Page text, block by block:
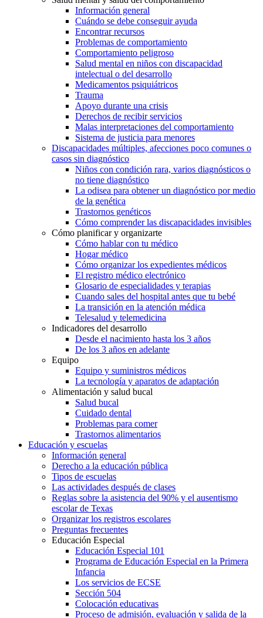
Información general
Cuándo se debe conseguir ayuda
Encontrar recursos
Problemas de comportamiento
Comportamiento peligroso
Salud mental en niños con discapacidad
intelectual o del desarrollo
Medicamentos psiquiátricos
Trauma
Apoyo durante una crisis
Derechos de recibir servicios
Malas interpretaciones del comportamiento
Sistema de justicia para menores
Discapacidades múltiples, afecciones poco comunes o
casos sin diagnóstico
Niños con condición rara, varios diagnósticos o
no tiene diagnóstico
La odisea para obtener un diagnóstico por medio
de la genética
Trastornos genéticos
Cómo comprender las discapacidades invisibles
Cómo planificar y organizarte
Cómo hablar con tu médico
Hogar médico
Cómo organizar los expedientes médicos
El registro médico electrónico
Glosario de especialidades y terapias
Cuando sales del hospital antes que tu bebé
La transición en la atención médica
Telesalud y telemedicina
Indicadores del desarrollo
Desde el nacimiento hasta los 3 años
De los 3 años en adelante
Equipo
Equipo y suministros médicos
La tecnología y aparatos de adaptación
Alimentación y salud bucal
Salud bucal
Cuidado dental
Problemas para comer
Trastornos alimentarios
Educación y escuelas
Información general
Derecho a la educación pública
Tipos de escuelas
Las actividades después de clases
Reglas sobre la asistencia del 90% y el ausentismo
escolar de Texas
Organizar los registros escolares
Preguntas frecuentes
Educación Especial
Educación Especial 101
Programa de Educación Especial en la Primera
Infancia
Los servicios de ECSE
Sección 504
Colocación educativas
Proceso de admisión, evaluación y salida de la